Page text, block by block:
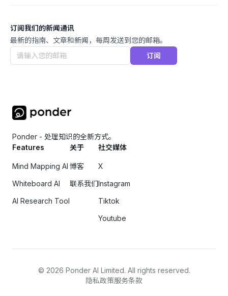
订阅我们的新闻通讯
最新的指南、文章和新闻，每周发送到您的邮箱。
订阅
Ponder - 处理知识的全新方式。
Features
Mind Mapping AI
Whiteboard AI
AI Research Tool
关于
博客
联系我们
社交媒体
X
Instagram
Tiktok
Youtube
© 2026 Ponder AI Limited. All rights reserved.
隐私政策服务条款